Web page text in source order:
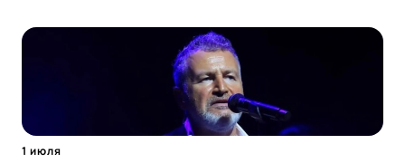
1 июля